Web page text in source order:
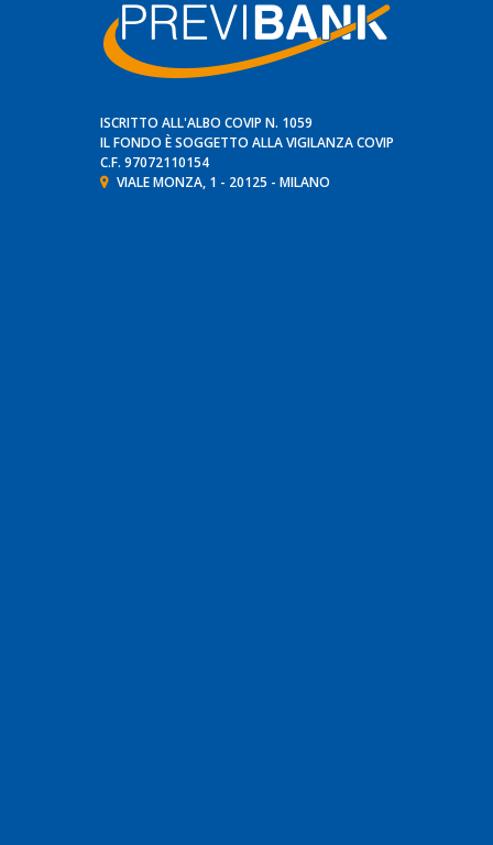
ISCRITTO ALL'ALBO COVIP N. 1059
IL FONDO È SOGGETTO ALLA VIGILANZACOVIP
C.F. 97072110154
VIALE MONZA, 1 - 20125 - MILANO